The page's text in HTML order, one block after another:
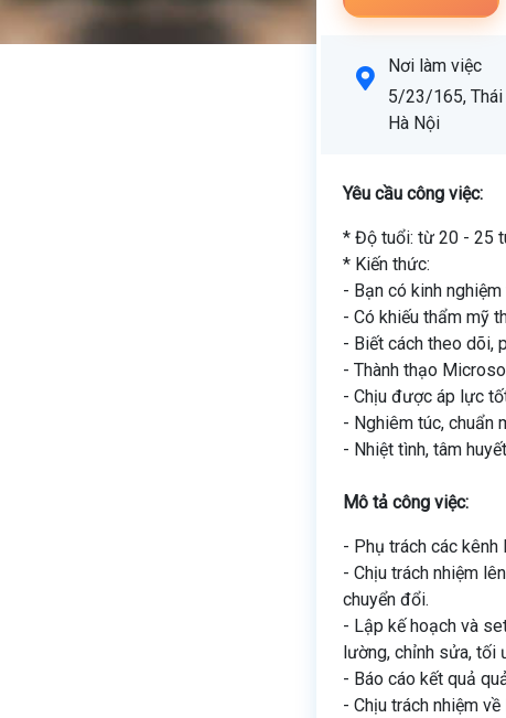
Nơi làm việc
5/23/165,
Hà Nội
Yêu cầu công việc:
* Độ tuổi: từ 20 - 25
* Kiến thức:
- Bạn có kinh
- Có khiếu thẩm mỹ
- Biết cách theo dõi,
- Thành thạo
- Chịu được áp lực
- Nghiêm túc, chuẩn
- Nhiệt tình, tâm
Mô tả công việc:
- Phụ trách các kênh
- Chịu trách nhiệm
chuyển đổi.
- Lập kế hoạch và
lường, chỉnh sửa, tối
- Báo cáo kết quả
- Chịu trách nhiệm